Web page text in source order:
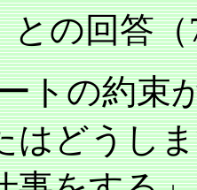
との回答（
トの約束
はどうし